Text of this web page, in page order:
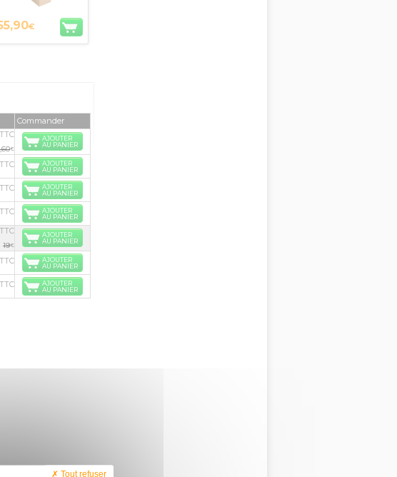
€
Commander
TTC
€
AJOUTER
AU PANIER
TTC
AJOUTER
AU PANIER
TTC
AJOUTER
AU PANIER
TTC
AJOUTER
AU PANIER
TTC
19€
AJOUTER
AU PANIER
TTC
AJOUTER
AU PANIER
TTC
AJOUTER
AU PANIER
Tout refuser